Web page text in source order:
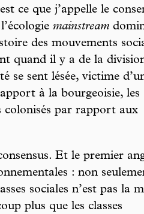
ce que j’appelle le
mainstream
des mouvements
quand il y a de la
se sent lésée, victime
à la bourgeoisie, les
colonisés par rapport aux
Et le premier
: non
sociales n’est pas la
plus que les classes